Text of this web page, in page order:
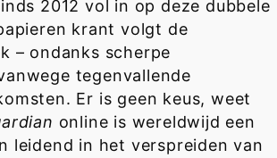
2012 vol in op deze dubbele
krant volgt de
– ondanks scherpe
tegenvallende
Er is geen keus, weet
online is wereldwijd een
leidend in het verspreiden van